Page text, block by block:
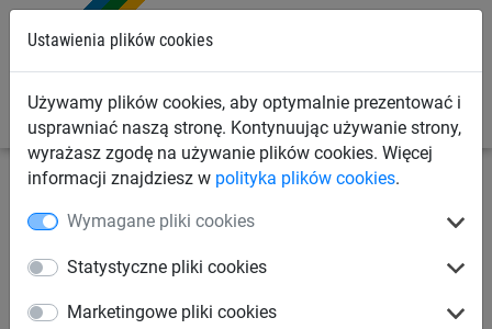
Ustawienia plików cookies
Używamy plików cookies, aby optymalnie prezentować i
usprawniać naszą stronę. Kontynuując używanie strony,
wyrażasz zgodę na używanie plików cookies. Więcej
informacji znajdziesz w polityka plików cookies.
Wymagane pliki cookies
Statystyczne pliki cookies
Marketingowe pliki cookies
Siatki na bramki do hokeja na
trawie, z małymi oczkami